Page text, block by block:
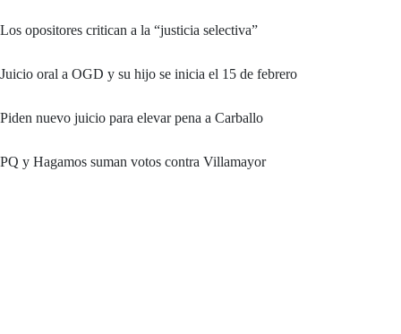
Los opositores critican a la “justicia selectiva”
Juicio oral a OGD y su hijo se inicia el 15 de febrero
Piden nuevo juicio para elevar pena a Carballo
PQ y Hagamos suman votos contra Villamayor